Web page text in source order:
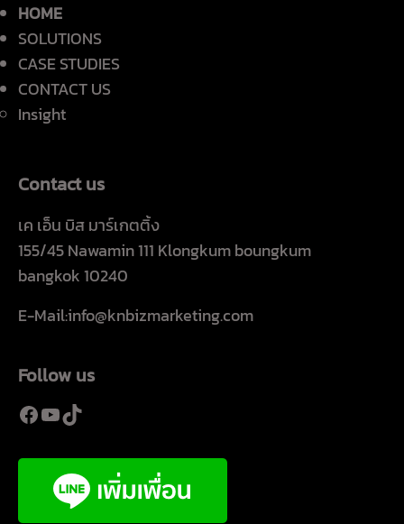
HOME
SOLUTIONS
CASE STUDIES
CONTACT US
Insight
Contact us
เค เอ็น บิส มาร์เกตติ้ง
155/45 Nawamin 111 Klongkum boungkum
bangkok 10240
E-Mail:info@knbizmarketing.com
Follow us
Facebook
YouTube
TikTok